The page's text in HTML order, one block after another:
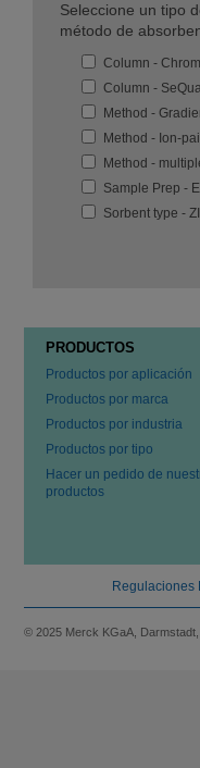
Seleccione un tipo
método de
Column -
Column -
Method -
Method - Ion-
Method -
Sample Prep -
Sorbent type -
PRODUCTOS
Productos por aplicación
Productos por marca
Productos por industria
Productos por tipo
Hacer un pedido de
productos
Regulaciones
© 2025 Merck KGaA,